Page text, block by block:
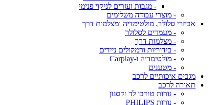
- מגבות ועזרים לניקוי פנימי
- מוצרי עבודה משלימים
אביזרי סלולר, מולטימדיה ומצלמות דרך
- מעמדים לסלולר
- מצלמות דרך
- בידוריות ורמקולים ניידים
- מולטימדיה ו-Carplay
- מטענים
מגבים איכותיים לרכב
תאורה לרכב
- נורות טורבו לד וקסנון
- נורות PHILIPS